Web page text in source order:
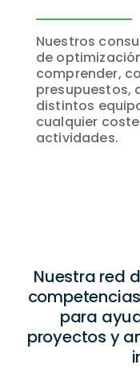
Nuestros
de
comprender,
presupuestos,
distintos
cualquier
actividades.
Nuestra red
para
proyectos y